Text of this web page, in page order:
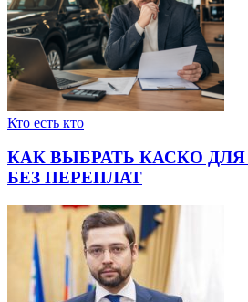
Кто есть кто
КАК ВЫБРАТЬ КАСКО
БЕЗ ПЕРЕПЛАТ